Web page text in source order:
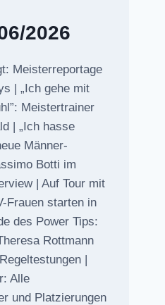
2026
Meisterreportage
| „Ich gehe mit
Meistertrainer
| „Ich hasse
Männer-
Botti im
| Auf Tour mit
Frauen starten in
des Power Tips:
Rottmann
|
Alle
und Platzierungen